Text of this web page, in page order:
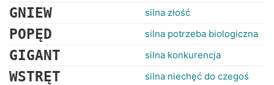
GNIEW silna złość
POPĘD silna potrzeba biologiczna
GIGANT silna konkurencja
WSTRĘT silna niechęć do czegoś